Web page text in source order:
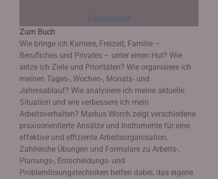
Datenschutz
Zum Buch
Wie bringe ich Karriere, Freizeit, Familie –
Berufliches und Privates – unter einen Hut? Wie
setze ich Ziele und Prioritäten? Wie organisiere ich
meinen Tages-, Wochen-, Monats- und
Jahresablauf? Wie analysiere ich meine aktuelle
Situation und wie verbessere ich mein
Arbeitsverhalten? Markus Worch zeigt verschiedene
praxisorientierte Ansätze und Instrumente für eine
effektive und effiziente Arbeitsorganisation.
Zahlreiche Übungen und Formulare zu Arbeits-,
Planungs-, Entscheidungs- und
Problemlösungstechniken helfen dabei, das eigene